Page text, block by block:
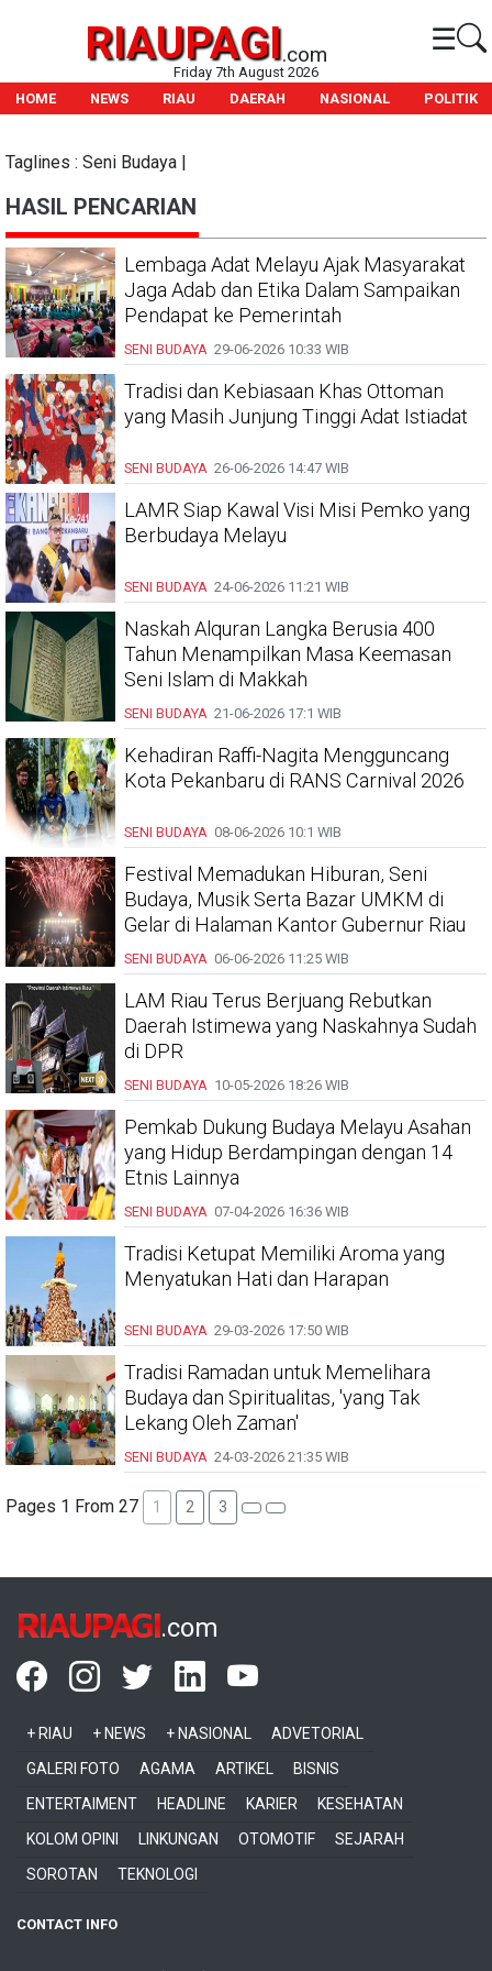
RIAUPAGI.com ☰
Friday 7th August 2026
HOME
NEWS RIAU DAERAH NASIONAL POLITIK
Taglines : Seni Budaya |
HASIL PENCARIAN
Lembaga Adat Melayu Ajak Masyarakat
Jaga Adab dan Etika Dalam Sampaikan
Pendapat ke Pemerintah
SENI BUDAYA 29-06-2026 10:33 WIB
Tradisi dan Kebiasaan Khas Ottoman
yang Masih Junjung Tinggi Adat Istiadat
SENI BUDAYA 26-06-2026 14:47 WIB
LAMR Siap Kawal Visi Misi Pemko yang
Berbudaya Melayu
SENI BUDAYA 24-06-2026 11:21 WIB
Naskah Alquran Langka Berusia 400
Tahun Menampilkan Masa Keemasan
Seni Islam di Makkah
SENI BUDAYA 21-06-2026 17:1 WIB
Kehadiran Raffi-Nagita Mengguncang
Kota Pekanbaru di RANS Carnival 2026
SENI BUDAYA 08-06-2026 10:1 WIB
Festival Memadukan Hiburan, Seni
Budaya, Musik Serta Bazar UMKM di
Gelar di Halaman Kantor Gubernur Riau
SENI BUDAYA 06-06-2026 11:25 WIB
LAM Riau Terus Berjuang Rebutkan
Daerah Istimewa yang Naskahnya Sudah
di DPR
SENI BUDAYA 10-05-2026 18:26 WIB
Pemkab Dukung Budaya Melayu Asahan
yang Hidup Berdampingan dengan 14
Etnis Lainnya
SENI BUDAYA 07-04-2026 16:36 WIB
Tradisi Ketupat Memiliki Aroma yang
Menyatukan Hati dan Harapan
SENI BUDAYA 29-03-2026 17:50 WIB
Tradisi Ramadan untuk Memelihara
Budaya dan Spiritualitas, 'yang Tak
Lekang Oleh Zaman'
SENI BUDAYA 24-03-2026 21:35 WIB
Pages 1 From 27 1 2 3
RIAUPAGI.com
+ RIAU + NEWS + NASIONAL
ADVETORIAL
GALERI FOTO
AGAMA ARTIKEL
BISNIS
ENTERTAIMENT
HEADLINE KARIER
KESEHATAN
KOLOM OPINI
LINKUNGAN OTOMOTIF
SEJARAH
SOROTAN
TEKNOLOGI
CONTACT INFO